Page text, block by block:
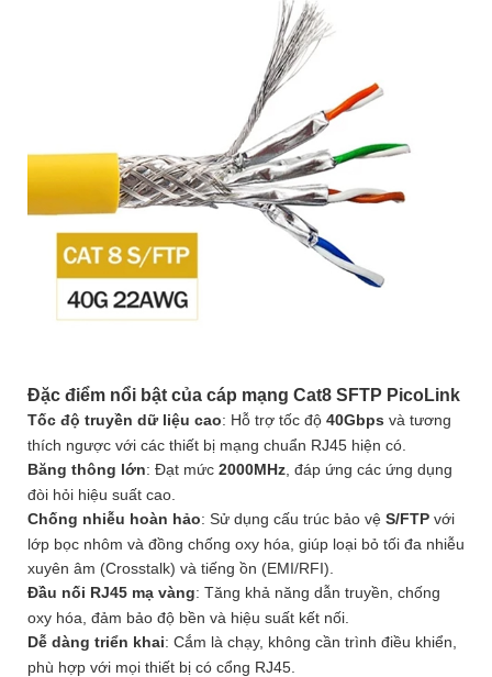
Đặc điểm nổi bật của cáp mạng Cat8 SFTP PicoLink
Tốc độ truyền dữ liệu cao: Hỗ trợ tốc độ 40Gbps và tương
thích ngược với các thiết bị mạng chuẩn RJ45 hiện có.
Băng thông lớn: Đạt mức 2000MHz , đáp ứng các ứng dụng
đòi hỏi hiệu suất cao.
Chống nhiễu hoàn hảo: Sử dụng cấu trúc bảo vệ S/FTP với
lớp bọc nhôm và đồng chống oxy hóa, giúp loại bỏ tối đa nhiễu
xuyên âm (Crosstalk) và tiếng ồn (EMI/RFI).
Đầu nối RJ45 mạ vàng: Tăng khả năng dẫn truyền, chống
oxy hóa, đảm bảo độ bền và hiệu suất kết nối.
Dễ dàng triển khai: Cắm là chạy, không cần trình điều khiển,
phù hợp với mọi thiết bị có cổng RJ45.